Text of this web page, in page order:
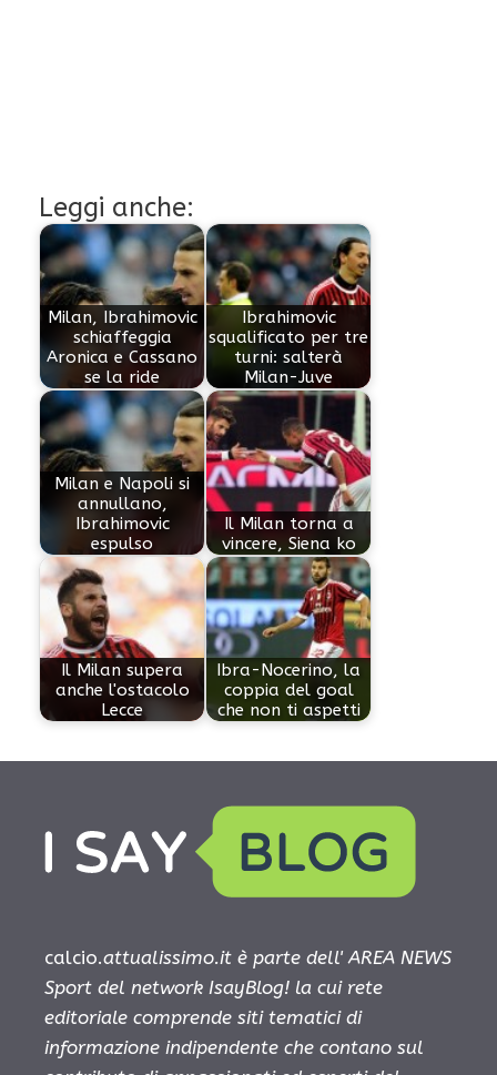
Leggi anche:
Milan, Ibrahimovic
schiaffeggia
Aronica e Cassano
se la ride
Ibrahimovic
squalificato per tre
turni: salterà
Milan-Juve
Milan e Napoli si
annullano,
Ibrahimovic
espulso
Il Milan torna a
vincere, Siena ko
Il Milan supera
anche l'ostacolo
Lecce
Ibra-Nocerino, la
coppia del goal
che non ti aspetti
calcio.attualissimo.it è parte dell' AREA NEWS
Sport del network IsayBlog! la cui rete
editoriale comprende siti tematici di
informazione indipendente che contano sul